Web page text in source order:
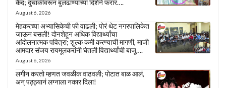
कैद; दुचाकीवरून बुलढाण्याच्या दिशेने फरार….
August 6, 2026
मेहकरच्या अभ्यासिकेची फी वाढली; पोरं थेट नगरपालिकेत
जाऊन बसली! दोनशेहून अधिक विद्यार्थ्यांचा
आंदोलनात्मक पवित्रा; शुल्क कमी करण्याची मागणी, माजी
आमदार संजय रायमूलकरांनी घेतली विद्यार्थ्यांची बाजू….
August 6, 2026
लगीन करतो म्हणत जवळीक वाढवली; पोटात बाळ आलं,
अन् पठ्ठ्यानं लग्नाला नकार दिला!